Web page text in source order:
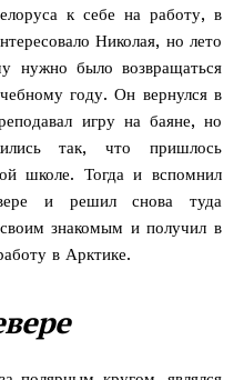
к себе на работу, в
Николая, но лето
нужно было возвращаться
году. Он вернулся в
игру на баяне, но
так, что пришлось
школе. Тогда и вспомнил
и решил снова туда
знакомым и получил в
в Арктике.